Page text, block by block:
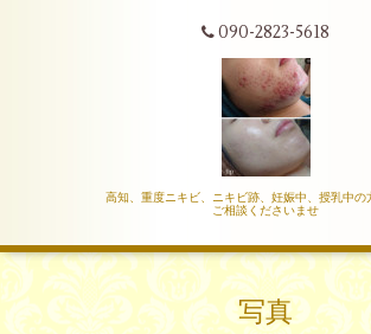
090-2823-5618
高知、重度ニキビ、ニキビ跡、妊娠中、授乳中の
ご相談くださいませ
写真